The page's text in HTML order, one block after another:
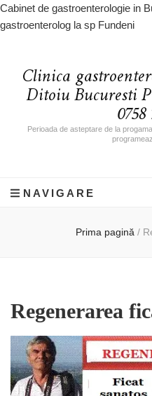
Cabinet de gastroenterologie in
gastroenterolog la sp Fundeni
Clinica
Ditoiu Bucuresti
Perioada de asteptare de la
NAVIGARE
Prima pagină /
Regenerarea